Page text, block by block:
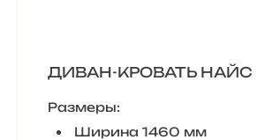
ДИВАН-КРОВАТЬ НАЙС
Размеры:
Ширина 1460 мм